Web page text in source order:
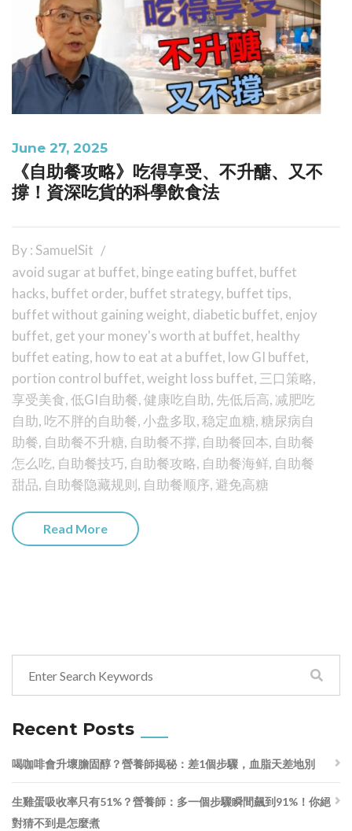
June 27, 2025
《自助餐攻略》吃得享受、不升醣、又不
撐！資深吃貨的科學飲食法
By : SamuelSit
avoid sugar at buffet, binge eating buffet, buffet
hacks, buffet order, buffet strategy, buffet tips,
buffet without gaining weight, diabetic buffet, enjoy
buffet, get your money's worth at buffet, healthy
buffet eating, how to eat at a buffet, low GI buffet,
portion control buffet,weight loss buffet, 三口策略,
享受美食,低GI自助餐,健康吃自助, 先低后高,减肥吃
自助, 吃不胖的自助餐,小盘多取,稳定血糖,糖尿病自
助餐, 自助餐不升糖, 自助餐不撑, 自助餐回本, 自助餐
怎么吃, 自助餐技巧, 自助餐攻略, 自助餐海鲜, 自助餐
甜品, 自助餐隐藏规则, 自助餐顺序, 避免高糖
Read More
Recent Posts
喝咖啡會升壞膽固醇？營養師揭秘：差1個步驟，血脂天差地別
生雞蛋吸收率只有51%？營養師：多一個步驟瞬間飆到91%！你絕
對猜不到是怎麼煮